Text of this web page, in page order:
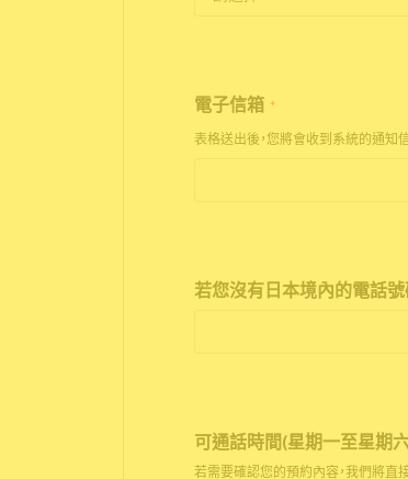
電子信箱 *
表格送出後，您將會收到系統的通知
若您沒有日本境內的電話號
可通話時間(星期一至星期
若需要確認您的預約內容，我們將直